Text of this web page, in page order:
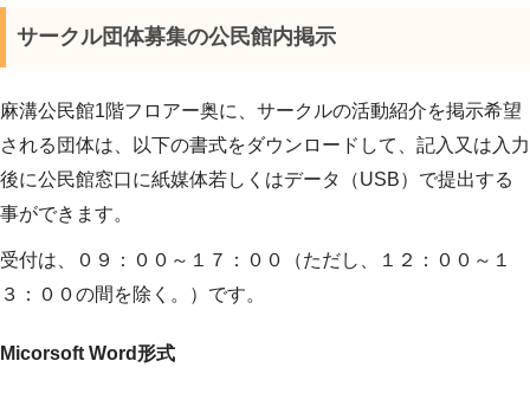
サークル団体募集の公民館内掲示
麻溝公民館1階フロアー奥に、サークルの活動紹介を掲示希望
される団体は、以下の書式をダウンロードして、記入又は入力
後に公民館窓口に紙媒体若しくはデータ（USB）で提出する
事ができます。
受付は、０９：００～１７：００（ただし、１２：００～１
３：００の間を除く。）です。
Micorsoft Word形式